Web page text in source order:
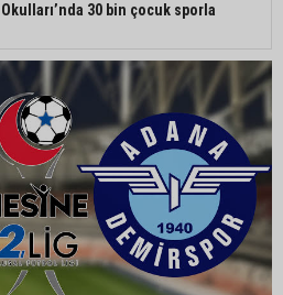
30 bin çocuk sporla